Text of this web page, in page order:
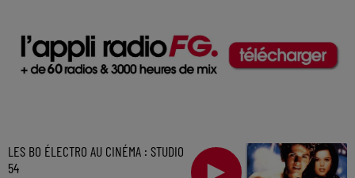
LES BO ÉLECTRO AU CINÉMA : STUDIO
54